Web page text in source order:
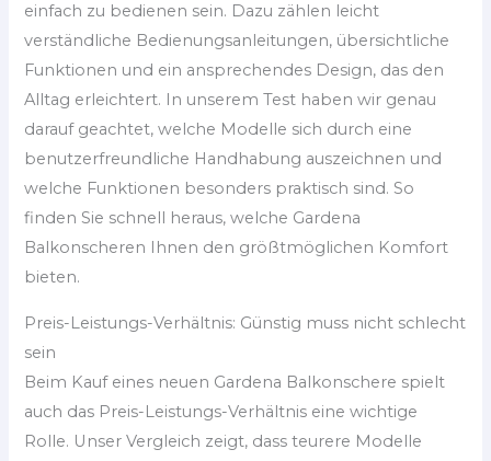
einfach zu bedienen sein. Dazu zählen leicht
verständliche Bedienungsanleitungen, übersichtliche
Funktionen und ein ansprechendes Design, das den
Alltag erleichtert. In unserem Test haben wir genau
darauf geachtet, welche Modelle sich durch eine
benutzerfreundliche Handhabung auszeichnen und
welche Funktionen besonders praktisch sind. So
finden Sie schnell heraus, welche Gardena
Balkonscheren Ihnen den größtmöglichen Komfort
bieten.
Preis-Leistungs-Verhältnis: Günstig muss nicht schlecht
sein
Beim Kauf eines neuen Gardena Balkonschere spielt
auch das Preis-Leistungs-Verhältnis eine wichtige
Rolle. Unser Vergleich zeigt, dass teurere Modelle